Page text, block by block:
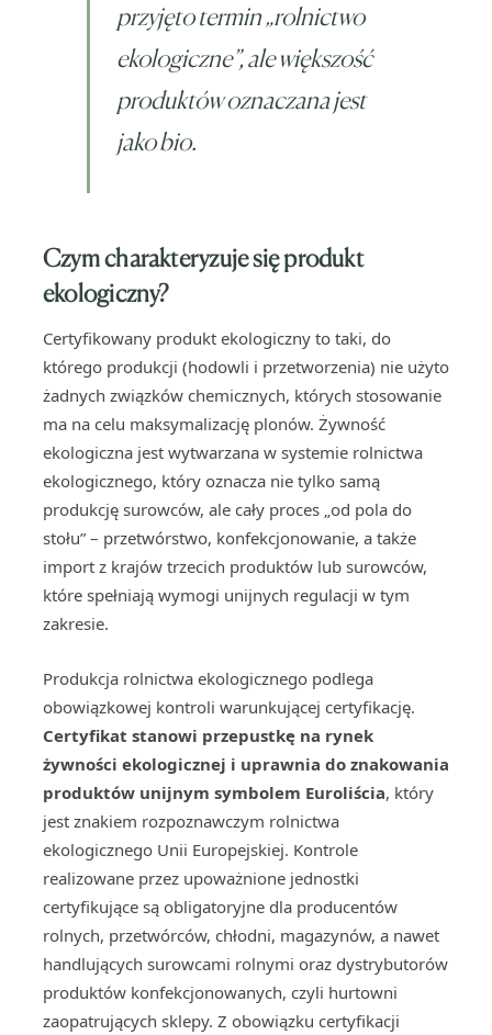
przyjęto termin „rolnictwo
ekologiczne”, ale większość
produktów oznaczana jest
jako bio.
Czym charakteryzuje się produkt
ekologiczny?
Certyfikowany produkt ekologiczny to taki, do
którego produkcji (hodowli i przetworzenia) nie użyto
żadnych związków chemicznych, których stosowanie
ma na celu maksymalizację plonów. Żywność
ekologiczna jest wytwarzana w systemie rolnictwa
ekologicznego, który oznacza nie tylko samą
produkcję surowców, ale cały proces „od pola do
stołu” – przetwórstwo, konfekcjonowanie, a także
import z krajów trzecich produktów lub surowców,
które spełniają wymogi unijnych regulacji w tym
zakresie.
Produkcja rolnictwa ekologicznego podlega
obowiązkowej kontroli warunkującej certyfikację.
Certyfikat stanowi przepustkę na rynek
żywności ekologicznej i uprawnia do znakowania
produktów unijnym symbolem Euroliścia, który
jest znakiem rozpoznawczym rolnictwa
ekologicznego Unii Europejskiej. Kontrole
realizowane przez upoważnione jednostki
certyfikujące są obligatoryjne dla producentów
rolnych, przetwórców, chłodni, magazynów, a nawet
handlujących surowcami rolnymi oraz dystrybutorów
produktów konfekcjonowanych, czyli hurtowni
zaopatrujących sklepy. Z obowiązku certyfikacji